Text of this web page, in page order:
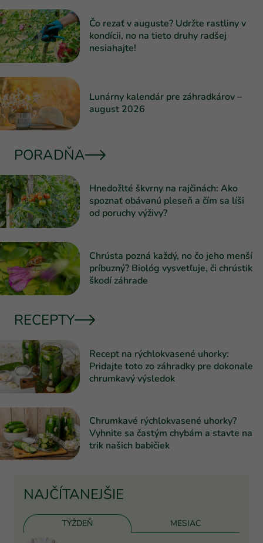
Čo rezať v auguste? Udržte rastliny v
kondícii, no na tieto druhy radšej
nesiahajte!
Lunárny kalendár pre záhradkárov –
august 2026
PORADŇA
Hnedožlté škvrny na rajčinách: Ako
spoznať obávanú pleseň a čím sa líši
od poruchy výživy?
Chrústa pozná každý, no čo jeho menší
príbuzný? Biológ vysvetľuje, či chrústik
škodí záhrade
RECEPTY
Recept na rýchlokvasené uhorky:
Pridajte toto zo záhradky pre dokonale
chrumkavý výsledok
Chrumkavé rýchlokvasené uhorky?
Vyhnite sa častým chybám a stavte na
trik našich babičiek
NAJČÍTANEJŠIE
TÝŽDEŇ MESIAC